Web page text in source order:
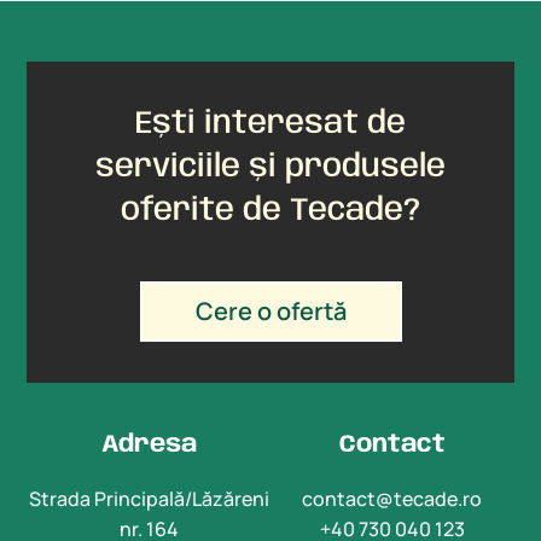
Ești interesat de
serviciile și produsele
oferite de Tecade?
Cere o ofertă
Adresa
Strada Principală/Lăzăreni
nr. 164
Contact
contact@tecade.ro
+40 730 040 123